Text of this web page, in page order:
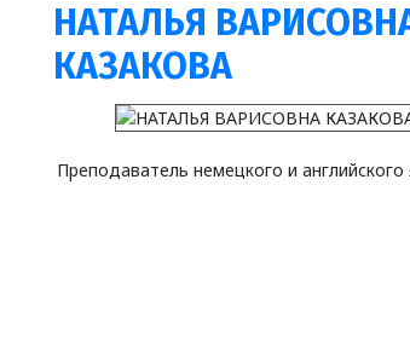
НАТАЛЬЯ
КАЗАКОВА
Преподаватель немецкого и английского